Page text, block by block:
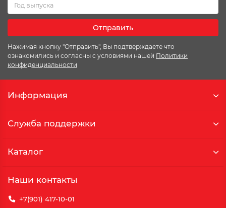
Отправить
Нажимая кнопку "Отправить", Вы подтверждаете что
ознакомились и согласны с условиями нашей Политики
конфиденциальности
Информация
Служба поддержки
Каталог
Наши контакты
+7(901) 417-10-01